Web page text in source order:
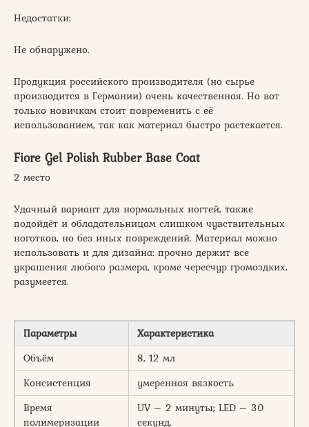
Недостатки:
Не обнаружено.
Продукция российского производителя (но сырье
производится в Германии) очень качественная. Но вот
только новичкам стоит повременить с её
использованием, так как материал быстро растекается.
Fiore Gel Polish Rubber Base Coat
2 место
Удачный вариант для нормальных ногтей, также
подойдёт и обладательницам слишком чувствительных
ноготков, но без иных повреждений. Материал можно
использовать и для дизайна: прочно держит все
украшения любого размера, кроме чересчур громоздких,
разумеется.
Параметры
Характеристика
Объём
8, 12 мл
Консистенция
умеренная вязкость
Время
полимеризации
UV – 2 минуты; LED – 30
секунд.